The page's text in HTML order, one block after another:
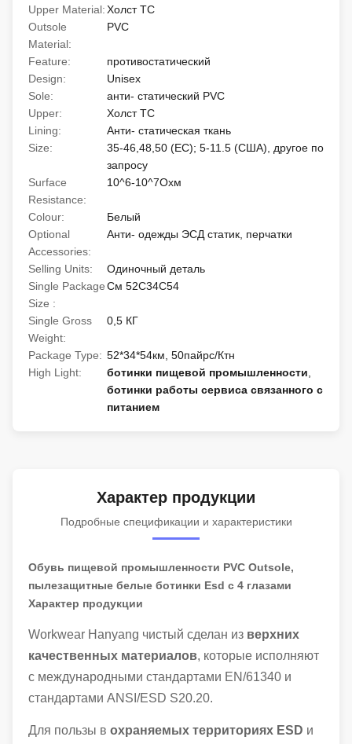
Upper Material:Холст TC
Outsole
Material:
PVC
Feature:
противостатический
Design:
Unisex
Sole:
анти- статический PVC
Upper:
Холст TC
Lining:
Анти- статическая ткань
Size:
35-46,48,50 (ЕС); 5-11.5 (США), другое по
запросу
Surface
Resistance:
10^6-10^7Охм
Colour:
Белый
Optional
Accessories:
Анти- одежды ЭСД статик, перчатки
Selling Units:
Одиночный деталь
Single Package
Size :
См 52С34С54
Single Gross
Weight:
0,5 КГ
Package Type: 52*34*54км, 50пайрс/Ктн
High Light:
ботинки пищевой промышленности
ботинки работы сервиса связанного с
питанием
Характер продукции
Подробные спецификации и характеристики
Обувь пищевой промышленности PVC Outsole,
пылезащитные белые ботинки Esd с 4 глазами
Характер продукции
Workwear Hanyang чистый сделан из верхних
качественных материалов, которые исполняют
с международными стандартами EN/61340 и
стандартами ANSI/ESD S20.20.
Для пользы в охраняемых территориях ESD и